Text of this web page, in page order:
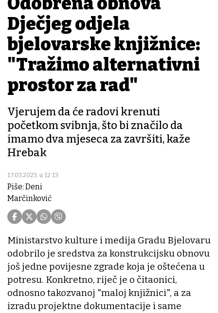
Dječjeg odjela
bjelovarske knjižnice:
"Tražimo alternativni
prostor za rad"
Vjerujem da će radovi krenuti
početkom svibnja, što bi značilo da
imamo dva mjeseca za završiti, kaže
Hrebak
17.03.2023. u 12:13
Piše: Deni
Marčinković
Ministarstvo kulture i medija Gradu Bjelovaru
odobrilo je sredstva za konstrukcijsku obnovu
još jedne povijesne zgrade koja je oštećena u
potresu. Konkretno, riječ je o čitaonici,
odnosno takozvanoj "maloj knjižnici", a za
izradu projektne dokumentacije i same